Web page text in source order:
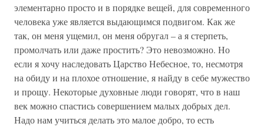
элементарно просто и в порядке вещей, для современного
человека уже является выдающимся подвигом. Как же
так, он меня ущемил, он меня обругал – а я стерпеть,
промолчать или даже простить? Это невозможно. Но
если я хочу наследовать Царство Небесное, то, несмотря
на обиду и на плохое отношение, я найду в себе мужество
и прощу. Некоторые духовные люди говорят, что в наш
век можно спастись совершением малых добрых дел.
Надо нам учиться делать это малое добро, то есть